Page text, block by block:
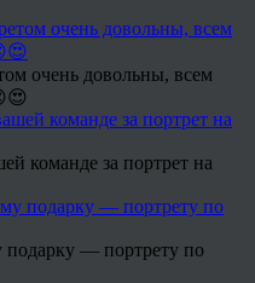
очень довольны, всем
команде за портрет на
подарку — портрету по